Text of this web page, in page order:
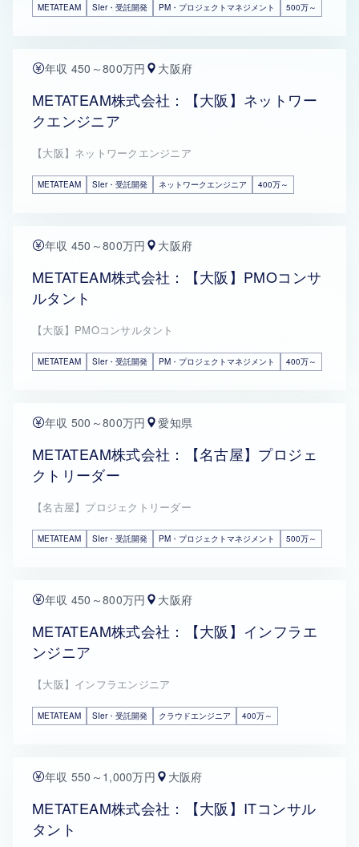
METATEAM SIer・受託開発 PM・プロジェクトマネジメント 500万～
年収 450～800万円 大阪府
METATEAM株式会社：【大阪】ネットワー
クエンジニア
【大阪】ネットワークエンジニア
METATEAM SIer・受託開発 ネットワークエンジニア 400万～
年収 450～800万円 大阪府
METATEAM株式会社：【大阪】PMOコンサ
ルタント
【大阪】PMOコンサルタント
METATEAM SIer・受託開発 PM・プロジェクトマネジメント 400万～
年収 500～800万円 愛知県
METATEAM株式会社：【名古屋】プロジェ
クトリーダー
【名古屋】プロジェクトリーダー
METATEAM SIer・受託開発 PM・プロジェクトマネジメント 500万～
年収 450～800万円 大阪府
METATEAM株式会社：【大阪】インフラエ
ンジニア
【大阪】インフラエンジニア
METATEAM SIer・受託開発 クラウドエンジニア 400万～
年収 550～1,000万円 大阪府
METATEAM株式会社：【大阪】ITコンサル
タント